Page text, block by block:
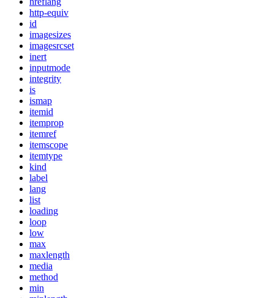
http-equiv
id
imagesizes
imagesrcset
inert
inputmode
integrity
is
ismap
itemid
itemprop
itemref
itemscope
itemtype
kind
label
lang
list
loading
loop
low
max
maxlength
media
method
min